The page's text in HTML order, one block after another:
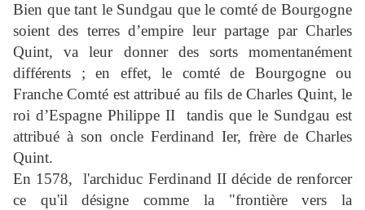
Bien que tant le Sundgau que le comté de Bourgogne
soient des terres d’empire leur partage par Charles
Quint, va leur donner des sorts momentanément
différents ; en effet, le comté de Bourgogne ou
Franche Comté est attribué au fils de Charles Quint, le
roi d’Espagne Philippe II
tandis que le Sundgau est
attribué à son oncle Ferdinand Ier, frère de Charles
Quint.
En 1578,
l'archiduc Ferdinand IIdécide de renforcer
ce qu'il désigne comme la "frontière vers la